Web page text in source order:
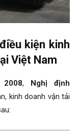
kiện kinh
Việt Nam
, Nghị định
kinh doanh vận tải